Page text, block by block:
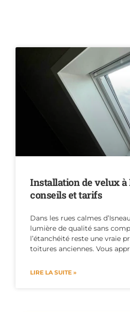
Installation de velux à
conseils et tarifs
Dans les rues calmes
lumière de qualité sans
l’étanchéité reste une vraie
toitures anciennes. Vous
LIRE LA SUITE »